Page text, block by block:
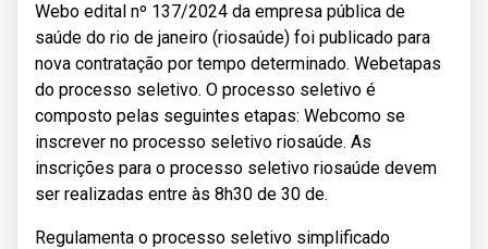
Webo edital nº 137/2024 da empresa pública de
saúde do rio de janeiro (riosaúde) foi publicado para
nova contratação por tempo determinado. Webetapas
do processo seletivo. O processo seletivo é
composto pelas seguintes etapas: Webcomo se
inscrever no processo seletivo riosaúde. As
inscrições para o processo seletivo riosaúde devem
ser realizadas entre às 8h30 de 30 de.
Regulamenta o processo seletivo simplificado